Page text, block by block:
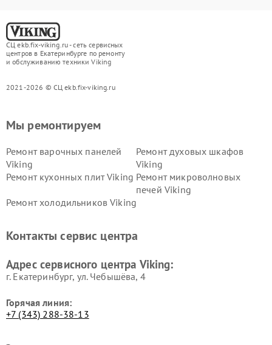
СЦ ekb.fix-viking.ru - сеть сервисных
центров в Екатеринбурге по ремонту
и обслуживанию техники Viking
2021-2026 © СЦ ekb.fix-viking.ru
Мы ремонтируем
Ремонт варочных панелей
Viking
Ремонт духовых шкафов
Viking
Ремонт кухонных плит Viking Ремонт микроволновых
печей Viking
Ремонт холодильников Viking
Контакты сервис центра
Адрес сервисного центра Viking:
г. Екатеринбург, ул. Чебышёва, 4
Горячая линия:
+7 (343) 288-38-13